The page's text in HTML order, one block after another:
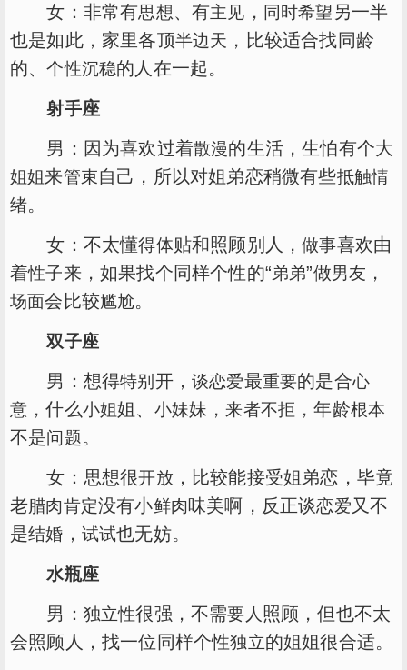
女：非常有思想、有主见 ， 同时希望 另一半
也是如此，家里各顶半边天 ，比较适合找同龄
的、个性沉稳的人在一起。
射手座
男：因为喜欢过着散漫的生活，生怕有个大
姐姐来管束自己，所以对姐弟恋稍微有些抵触情
绪。
女：不太懂得体贴和照顾别人，做事喜欢由
着性子来，如果找个同样个性的“弟弟”做男友 ，
场面会比较尴尬。
双子座
男：想得特别 开，谈恋爱最重要的是合心
意 ，什么小姐姐、 小妹妹，来者不拒 ，年龄根本
不是问题。
女：思想很开放 ，比较能接受姐弟恋，毕竟
老腊肉肯定没有小鲜肉味美啊，反正谈恋爱又不
是结婚 ， 试试也无妨。
水瓶座
男： 独立性很强，不需要人 照顾，但也不太
会照顾人，找一位同样个性独立的姐姐很合适。